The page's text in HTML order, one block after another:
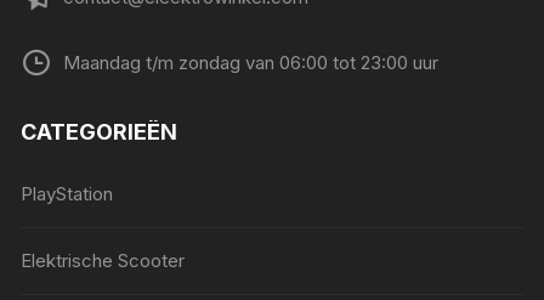
Maandag t/m zondag van 06:00 tot 23:00 uur
CATEGORIEËN
PlayStation
Elektrische Scooter